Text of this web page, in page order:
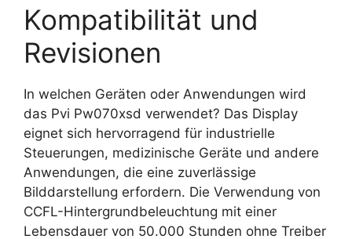
Kompatibilität und
Revisionen
In welchen Geräten oder Anwendungen wird
das Pvi Pw070xsd verwendet? Das Display
eignet sich hervorragend für industrielle
Steuerungen, medizinische Geräte und andere
Anwendungen, die eine zuverlässige
Bilddarstellung erfordern. Die Verwendung von
CCFL-Hintergrundbeleuchtung mit einer
Lebensdauer von 50.000 Stunden ohne Treiber